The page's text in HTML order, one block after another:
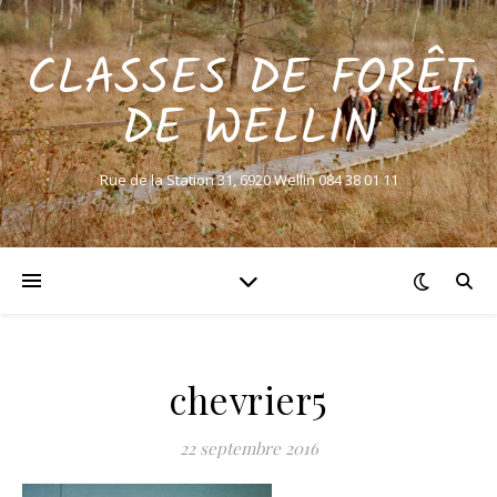
CLASSES DE FORÊT
DE WELLIN
Rue de la Station 31, 6920 Wellin 084 38 01 11
chevrier5
22 septembre 2016